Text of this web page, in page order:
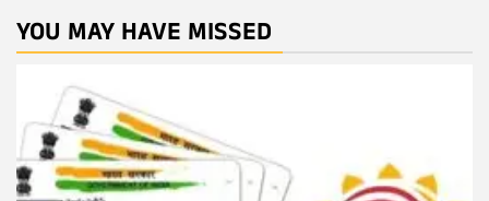
YOU MAY HAVE MISSED